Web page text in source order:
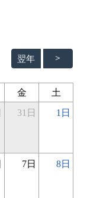
翌年
金
土
31日 1日
7日 8日